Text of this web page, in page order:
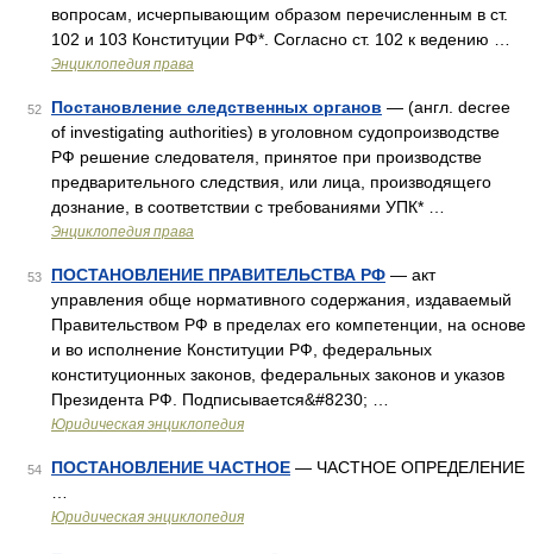
вопросам, исчерпывающим образом перечисленным в ст.
102 и 103 Конституции РФ*. Согласно ст. 102 к ведению …
Энциклопедия права
52 Постановление следственных органов — (англ. decree
of investigating authorities) в уголовном судопроизводстве
РФ решение следователя, принятое при производстве
предварительного следствия, или лица, производящего
дознание, в соответствии с требованиями УПК* …
Энциклопедия права
53 ПОСТАНОВЛЕНИЕ ПРАВИТЕЛЬСТВА РФ — акт
управления обще нормативного содержания, издаваемый
Правительством РФ в пределах его компетенции, на основе
и во исполнение Конституции РФ, федеральных
конституционных законов, федеральных законов и указов
Президента РФ. Подписывается&#8230; …
Юридическая энциклопедия
54 ПОСТАНОВЛЕНИЕ ЧАСТНОЕ — ЧАСТНОЕ ОПРЕДЕЛЕНИЕ
Юридическая энциклопедия